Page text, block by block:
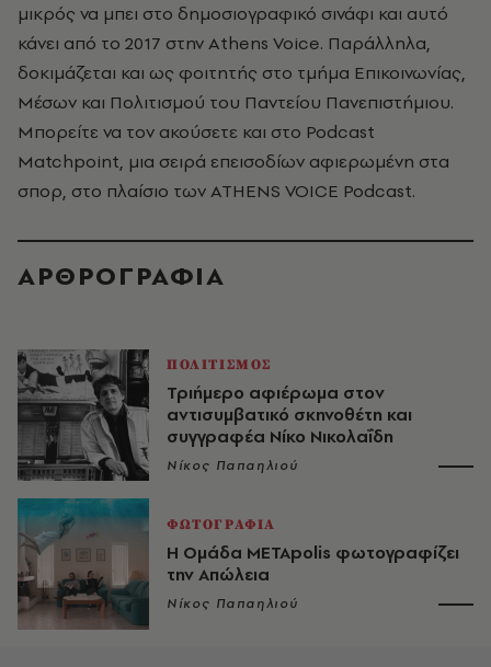
μικρός να μπει στο δημοσιογραφικό σινάφι και αυτό
κάνει από το 2017 στην Athens Voice. Παράλληλα,
δοκιμάζεται και ως φοιτητής στο τμήμα Επικοινωνίας,
Μέσων και Πολιτισμού του Παντείου Πανεπιστήμιου.
Μπορείτε να τον ακούσετε και στo Podcast
Matchpoint, μια σειρά επεισοδίων αφιερωμένη στα
σπορ, στο πλαίσιο των ATHENS VOICE Podcast.
ΑΡΘΡΟΓΡΑΦΙΑ
ΠΟΛΙΤΙΣΜΟΣ
Τριήμερο αφιέρωμα στον
αντισυμβατικό σκηνοθέτη και
συγγραφέα Νίκο Νικολαΐδη
Νίκος Παπαηλιού
ΦΩΤΟΓΡΑΦΙΑ
Η Ομάδα METApolis φωτογραφίζει
την Απώλεια
Νίκος Παπαηλιού